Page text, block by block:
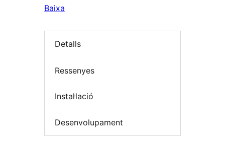
Baixa
Detalls
Ressenyes
Instal·lació
Desenvolupament